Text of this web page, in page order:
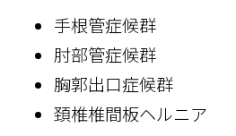
手根管症候群
肘部管症候群
胸郭出口症候群
頚椎椎間板ヘルニア